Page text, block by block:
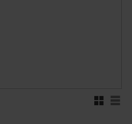
RutenettListe